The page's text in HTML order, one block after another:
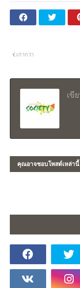
เก่ากว่า
เขี
คุณอาจชอบโพสต์เหล่านี้